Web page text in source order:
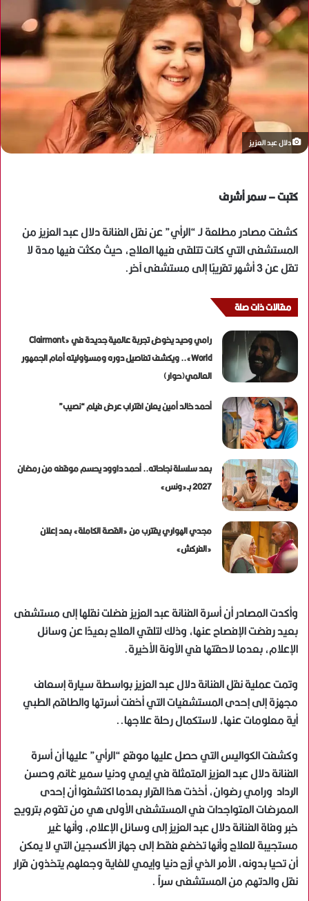
دلال عبد العزيز
كتبت – سمر أشرف
كشفت مصادر مطلعة لـ “الرأي” عن نقل الفنانة دلال عبد العزيز من
المستشفى التي كانت تتلقى فيها العلاج، حيث مكثت فيها مدة لا
تقل عن 3 أشهر تقريبًا إلى مستشفى آخر.
مقالات ذات صلة
رامي وحيد يخوض تجربة عالمية جديدة في «Clairmont
World».. ويكشف تفاصيل دوره ومسؤوليته أمام الجمهور
العالمي(حوار)
أحمد خالد أمين يعلن اقتراب عرض فيلم “نصيب”
بعد سلسلة نجاحاته.. أحمد داوود يحسم موقفه من رمضان
2027 بـ«ونس»
مجدي الهواري يقترب من «القصة الكاملة» بعد إعلان
«الفركش»
وأكدت المصادر أن أسرة الفنانة عبد العزيز فضلت نقلها إلى مستشفى
بعيد رفضت الإفصاح عنها، وذلك لتلقي العلاج بعيدًا عن وسائل
الإعلام، بعدما لاحقتها في الآونة الأخيرة.
وتمت عملية نقل الفنانة دلال عبد العزيز بواسطة سيارة إسعاف
مجهزة إلى إحدى المستشفيات التي أخفت أسرتها والطاقم الطبي
أية معلومات عنها، لاستكمال رحلة علاجها..
وكشفت الكواليس التي حصل عليها موقع “الرأي” عليها أن أسرة
الفنانة دلال عبد العزيز المتمثلة في إيمي ودنيا سمير غانم وحسن
الرداد ورامي رضوان، أخذت هذا القرار بعدما اكتشفوا أن إحدى
الممرضات المتواجدات في المستشفى الأولى هي من تقوم بترويج
خبر وفاة الفنانة دلال عبد العزيز إلى وسائل الإعلام، وأنها غير
مستجيبة للعلاج وأنها تخضع فقط إلى جهاز الأكسجين التي لا يمكن
أن تحيا بدونه، الأمر الذي أزج دنيا وإيمي للغاية وجعلهم يتخذون قرار
نقل والدتهم من المستشفى سراً .